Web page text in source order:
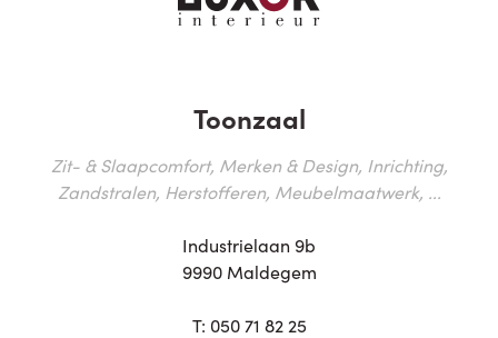
Toonzaal
Zit- & Slaapcomfort, Merken & Design, Inrichting,
Zandstralen, Herstofferen, Meubelmaatwerk, ...
Industrielaan 9b
9990 Maldegem
T: 050 71 82 25